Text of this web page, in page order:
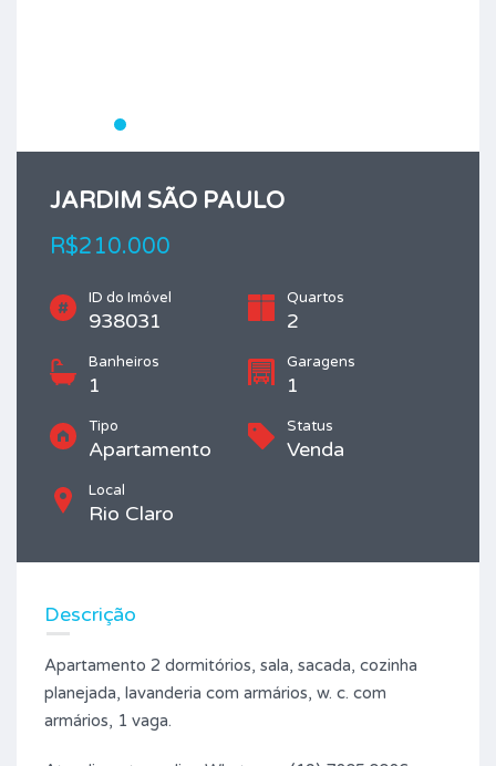
JARDIM SÃO PAULO
R$210.000
ID do Imóvel
938031
Quartos
2
Banheiros
1
Garagens
1
Tipo
Apartamento
Status
Venda
Local
Rio Claro
Descrição
Apartamento 2 dormitórios, sala, sacada, cozinha
planejada, lavanderia com armários, w. c. com
armários, 1 vaga.